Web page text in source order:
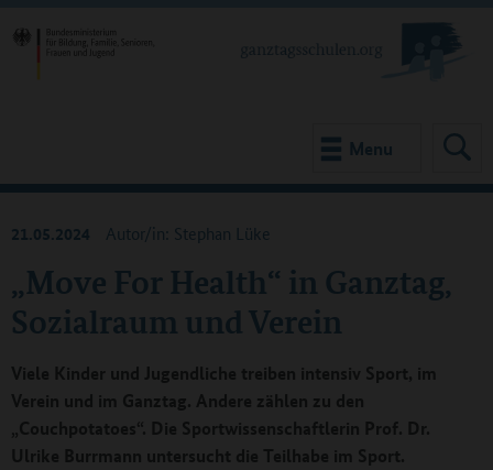
Menu
„Move For Health“ in Ganztag,
Sozialraum und Verein
21.05.2024 Autor/in: Stephan Lüke
Viele Kinder und Jugendliche treiben intensiv Sport, im
Verein und im Ganztag. Andere zählen zu den
„Couchpotatoes“. Die Sportwissenschaftlerin Prof. Dr.
Ulrike Burrmann untersucht die Teilhabe im Sport.